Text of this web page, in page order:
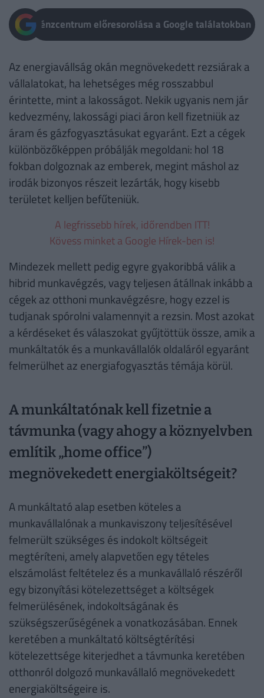
Pénzcentrum előresorolása a Google találatokban
Az energiavállság okán megnövekedett rezsiárak a
vállalatokat, ha lehetséges még rosszabbul
érintette, mint a lakosságot. Nekik ugyanis nem jár
kedvezmény, lakossági piaci áron kell fizetniük az
áram és gázfogyasztásukat egyaránt. Ezt a cégek
különbözőképpen próbálják megoldani: hol 18
fokban dolgoznak az emberek, megint máshol az
irodák bizonyos részeit lezárták, hogy kisebb
területet kelljen befűteniük.
A legfrissebb hírek, időrendben ITT!
Kövess minket a Google Hírek-ben is!
Mindezek mellett pedig egyre gyakoribbá válik a
hibrid munkavégzés, vagy teljesen átállnak inkább a
cégek az otthoni munkavégzésre, hogy ezzel is
tudjanak spórolni valamennyit a rezsin. Most azokat
a kérdéseket és válaszokat gyűjtöttük össze, amik a
munkáltatók és a munkavállalók oldaláról egyaránt
felmerülhet az energiafogyasztás témája körül.
A munkáltatónak kell fizetnie a
távmunka (vagy ahogy a köznyelvben
említik „home office”)
megnövekedett energiaköltségeit?
A munkáltató alap esetben köteles a
munkavállalónak a munkaviszony teljesítésével
felmerült szükséges és indokolt költségeit
megtéríteni, amely alapvetően egy tételes
elszámolást feltételez és a munkavállaló részéről
egy bizonyítási kötelezettséget a költségek
felmerülésének, indokoltságának és
szükségszerűségének a vonatkozásában. Ennek
keretében a munkáltató költségtérítési
kötelezettsége kiterjedhet a távmunka keretében
otthonról dolgozó munkavállaló megnövekedett
energiaköltségeire is.